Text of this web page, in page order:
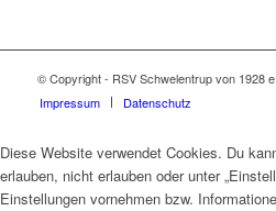
© Copyright - RSV Schwelentrup von 1928
Impressum
Datenschutz
Diese Website verwendet Cookies. Du
erlauben, nicht erlauben oder unter
Einstellungen vornehmen bzw.